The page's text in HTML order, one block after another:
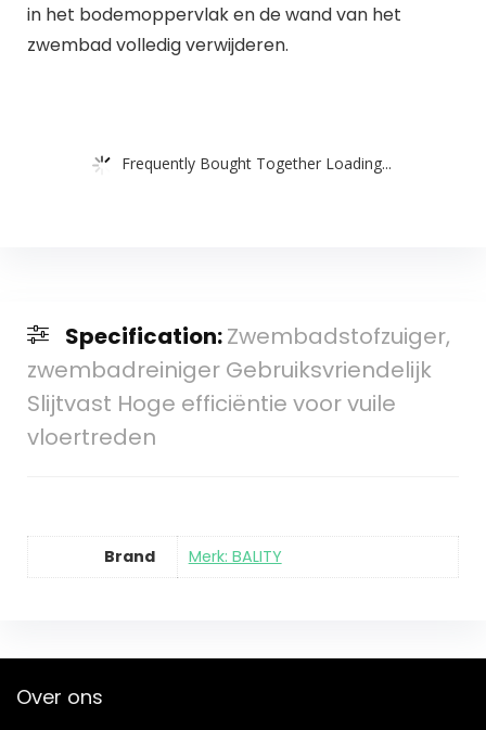
in het bodemoppervlak en de wand van het
zwembad volledig verwijderen.
Frequently Bought Together Loading...
Specification:Zwembadstofzuiger,
zwembadreiniger Gebruiksvriendelijk
Slijtvast Hoge efficiëntie voor vuile
vloertreden
Brand Merk: BALITY
Over ons